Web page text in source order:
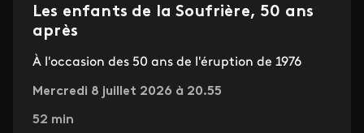
Les enfants de la Soufrière, 50 ans
après
À l'occasion des 50 ans de l'éruption de 1976
Mercredi 8 juillet 2026 à 20.55
52 min